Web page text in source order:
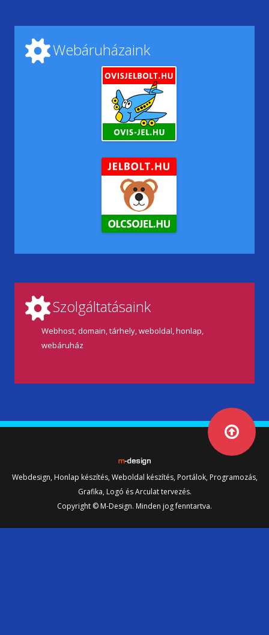
Webáruházaink
Szolgáltatásaink
Webhost, domain, tárhely, weboldal, honlap,
webáruház
Webdesign, Honlap készítés, Weboldal készítés, Portálok, Programozás,
Grafika, Logó és Arculat tervezés.
Copyright © M-Design. Minden jog fenntartva.